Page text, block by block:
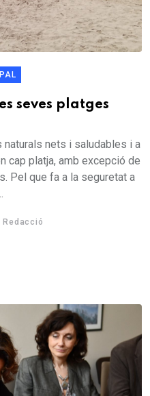
seves platges
naturals nets i saludables i a
cap platja, amb excepció de
Pel que fa a la seguretat a
Redacció